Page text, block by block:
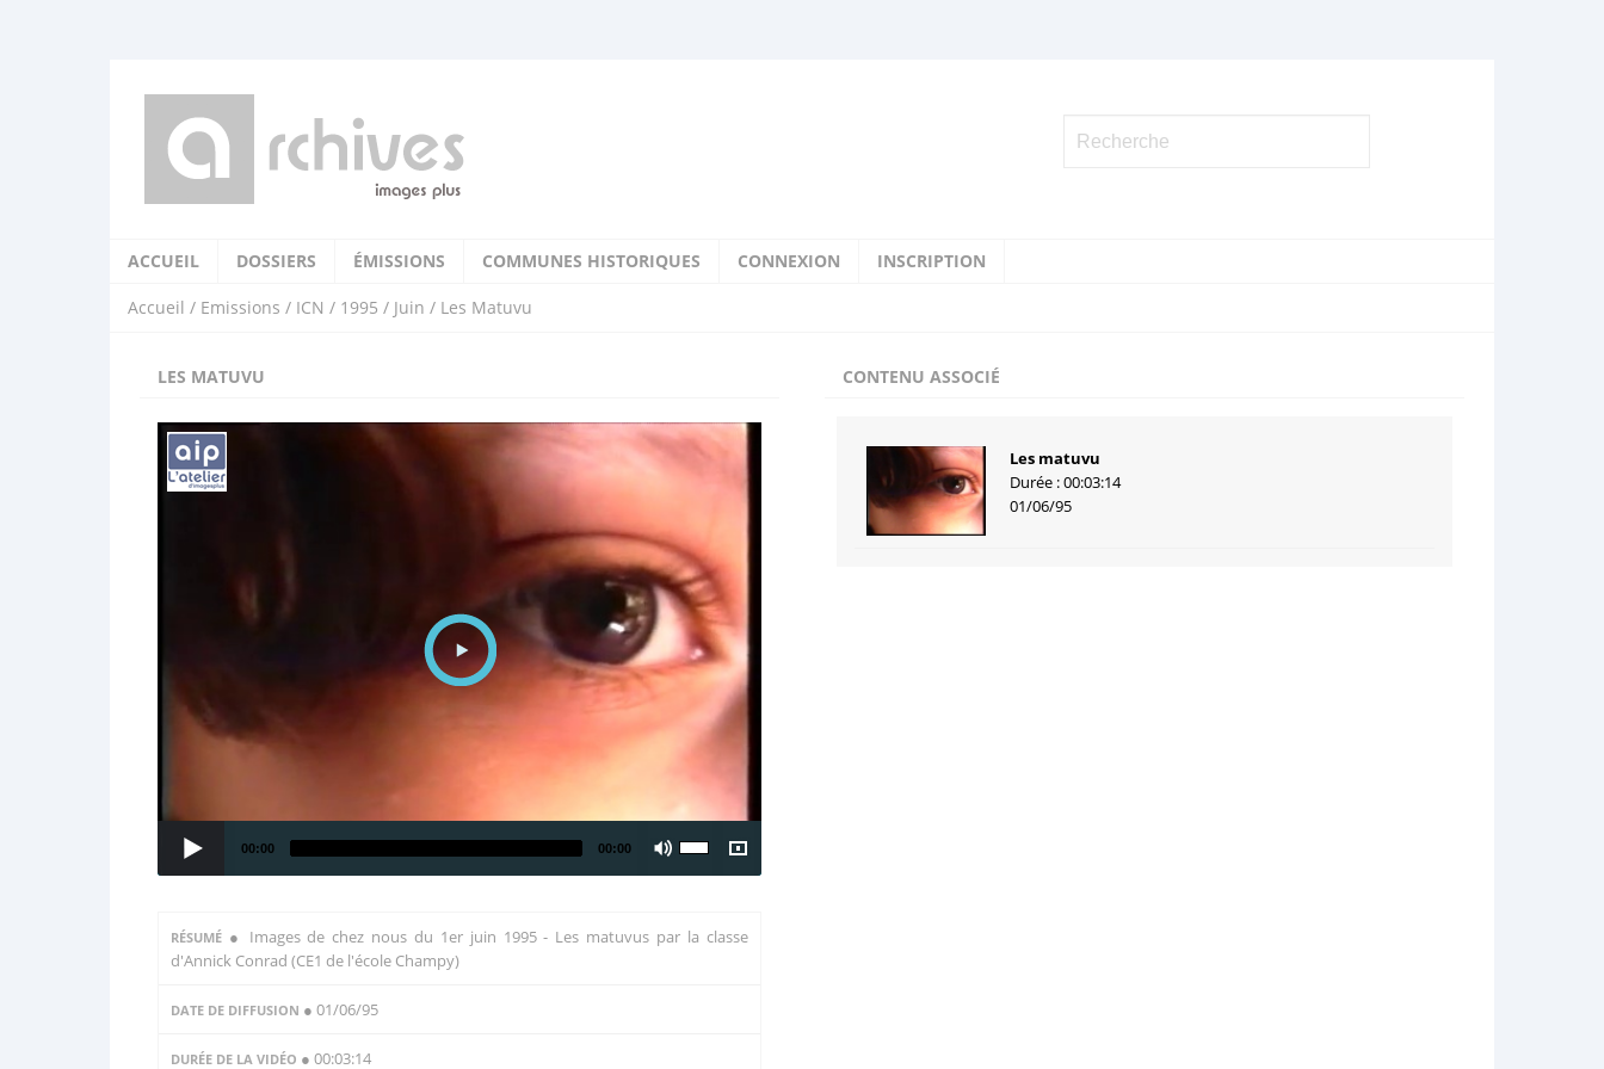
ACCUEIL DOSSIERS ÉMISSIONS COMMUNES HISTORIQUES CONNEXION INSCRIPTION
Accueil / Emissions / ICN / 1995 / Juin / Les Matuvu
LES MATUVU
00:00 00:00
RÉSUMÉ ● Images de chez nous du 1er juin 1995 - Les matuvus par la classe
d'Annick Conrad (CE1 de l'école Champy)
DATE DE DIFFUSION ● 01/06/95
DURÉE DE LA VIDÉO ● 00:03:14
CONTENU ASSOCIÉ
Les matuvu
Durée : 00:03:14
01/06/95